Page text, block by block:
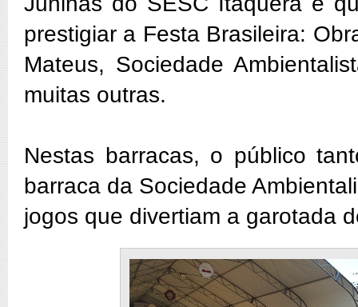
prestigiar a Festa Brasileira:
Mateus, Sociedade
muitas outras.
Nestas barracas, o público
barraca da Sociedade
jogos que divertiam a garotada